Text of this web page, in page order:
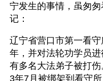
宁发生的事情，虽匆
记：
辽宁省营口市第一看
年，并对法轮功学员
有多名大法弟子被打
3年7月被绑架到看守